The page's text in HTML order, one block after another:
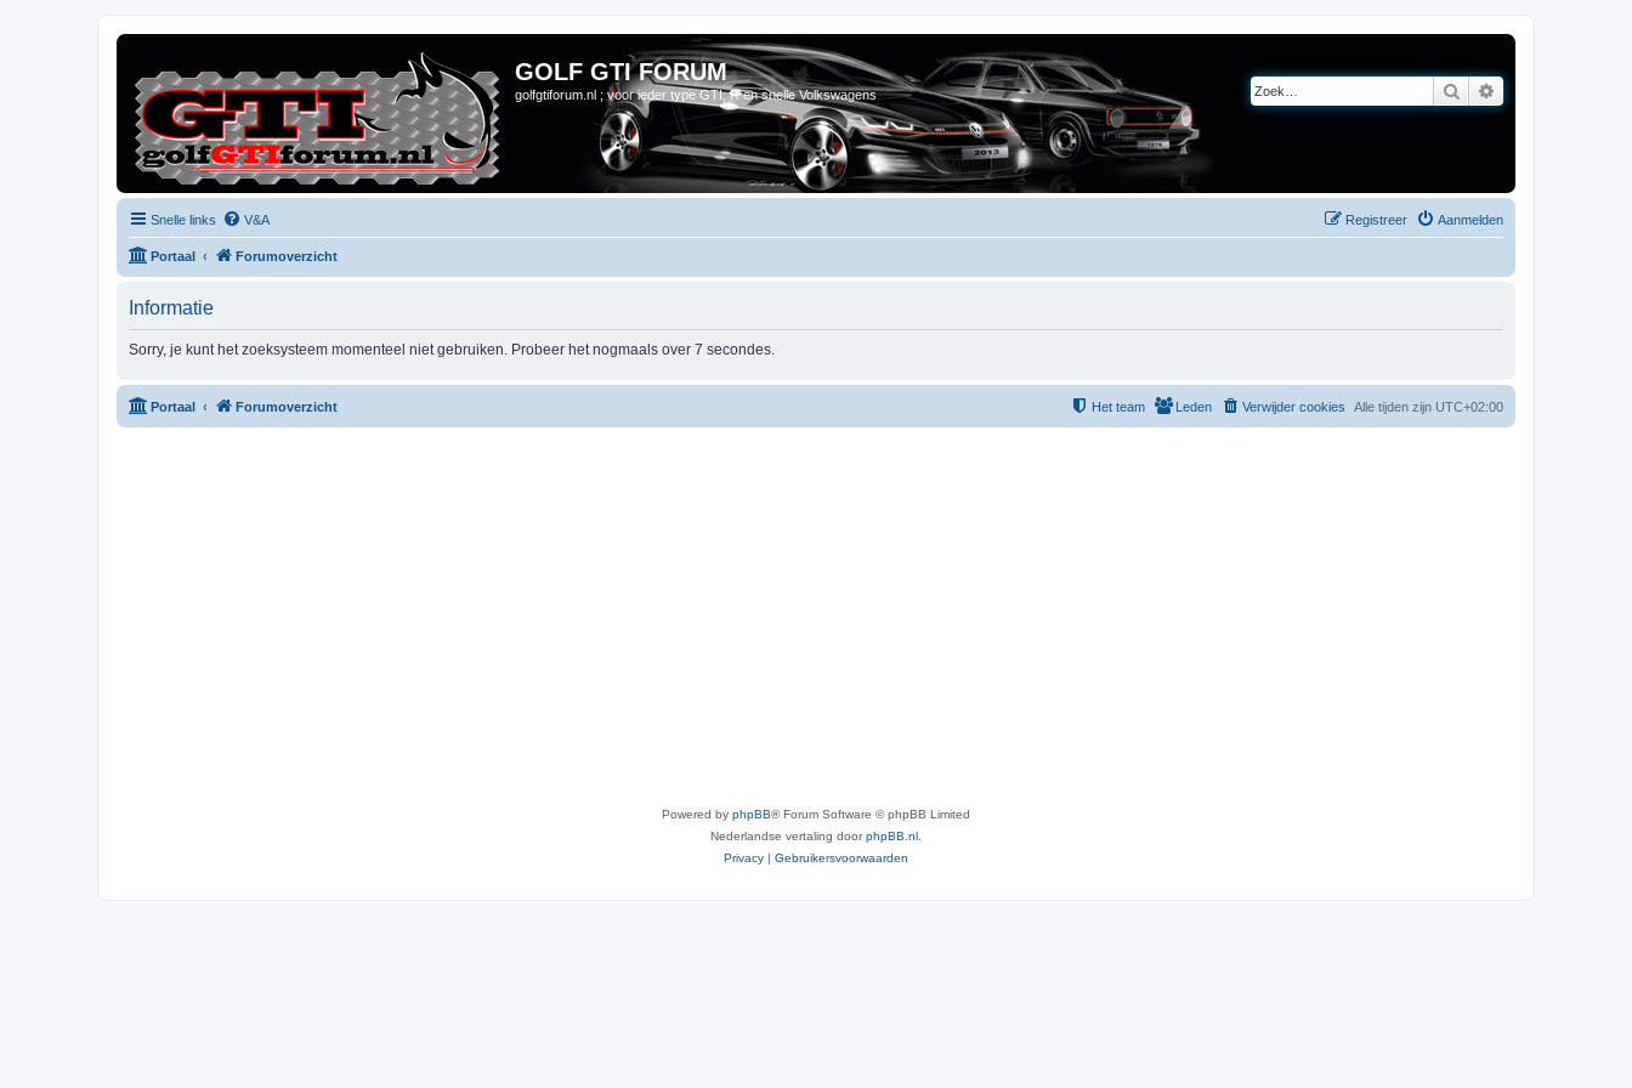
GOLF GTI FORUM
golfgtiforum.nl ; voor ieder type GTI, R en snelle Volkswagens Zoek
Snelle links V&A Aanmelden
Registreer
Portaal Forumoverzicht
Informatie
Sorry, je kunt het zoeksysteem momenteel niet gebruiken. Probeer het nogmaals over 7 secondes.
Portaal Forumoverzicht Alle tijden zijn UTC+02:00
Verwijder cookies
Leden
Het team
Powered by phpBB® Forum Software © phpBB Limited
Nederlandse vertaling doorphpBB.nl
Privacy | Gebruikersvoorwaarden